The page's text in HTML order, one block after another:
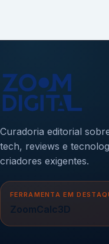
Curadoria editorial
tech, reviews e
criadores exigentes.
FERRAMENTA EM
ZoomCalc3D